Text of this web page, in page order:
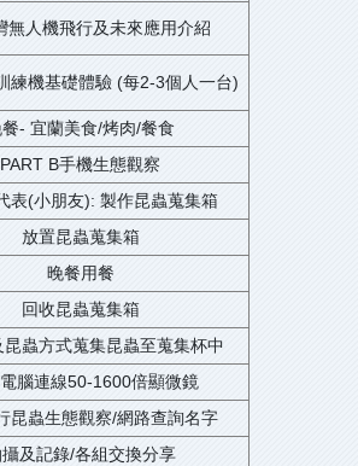
無人機飛行及未來應用介紹
練機基礎體驗 (每2-3個人一台)
- 宜蘭美食/烤肉/餐食
PART B手機生態觀察
表(小朋友): 製作昆蟲蒐集箱
放置昆蟲蒐集箱
晚餐用餐
回收昆蟲蒐集箱
昆蟲方式蒐集昆蟲至蒐集杯中
腦連線50-1600倍顯微鏡
昆蟲生態觀察/網路查詢名字
及記錄/各組交換分享